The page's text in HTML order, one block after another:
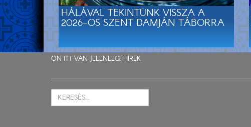
HÁLÁVAL TEKINTÜNK VISSZA A
2026-OS SZENT DAMJÁN TÁBORRA
ÖN ITT VAN JELENLEG: HÍREK